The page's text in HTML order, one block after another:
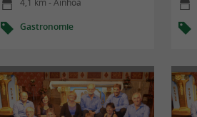
Gastronomie